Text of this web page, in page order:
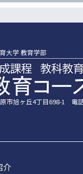
大学 教育学部
市旭ヶ丘4丁目698-1 電
介